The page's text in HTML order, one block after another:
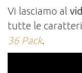
Vi lasciamo al
tutte le
36 Pack.